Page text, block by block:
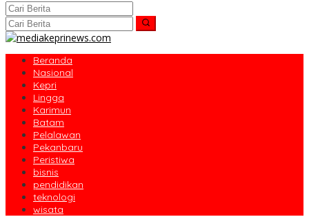
Beranda
Nasional
Kepri
Lingga
Karimun
Batam
Pelalawan
Pekanbaru
Peristiwa
bisnis
pendidikan
teknologi
wisata